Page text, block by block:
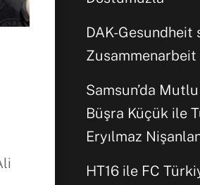
DAK-
Zusammenarbeit
Samsun’da
Büşra Küçük ile
Eryılmaz
HT16 ile FC